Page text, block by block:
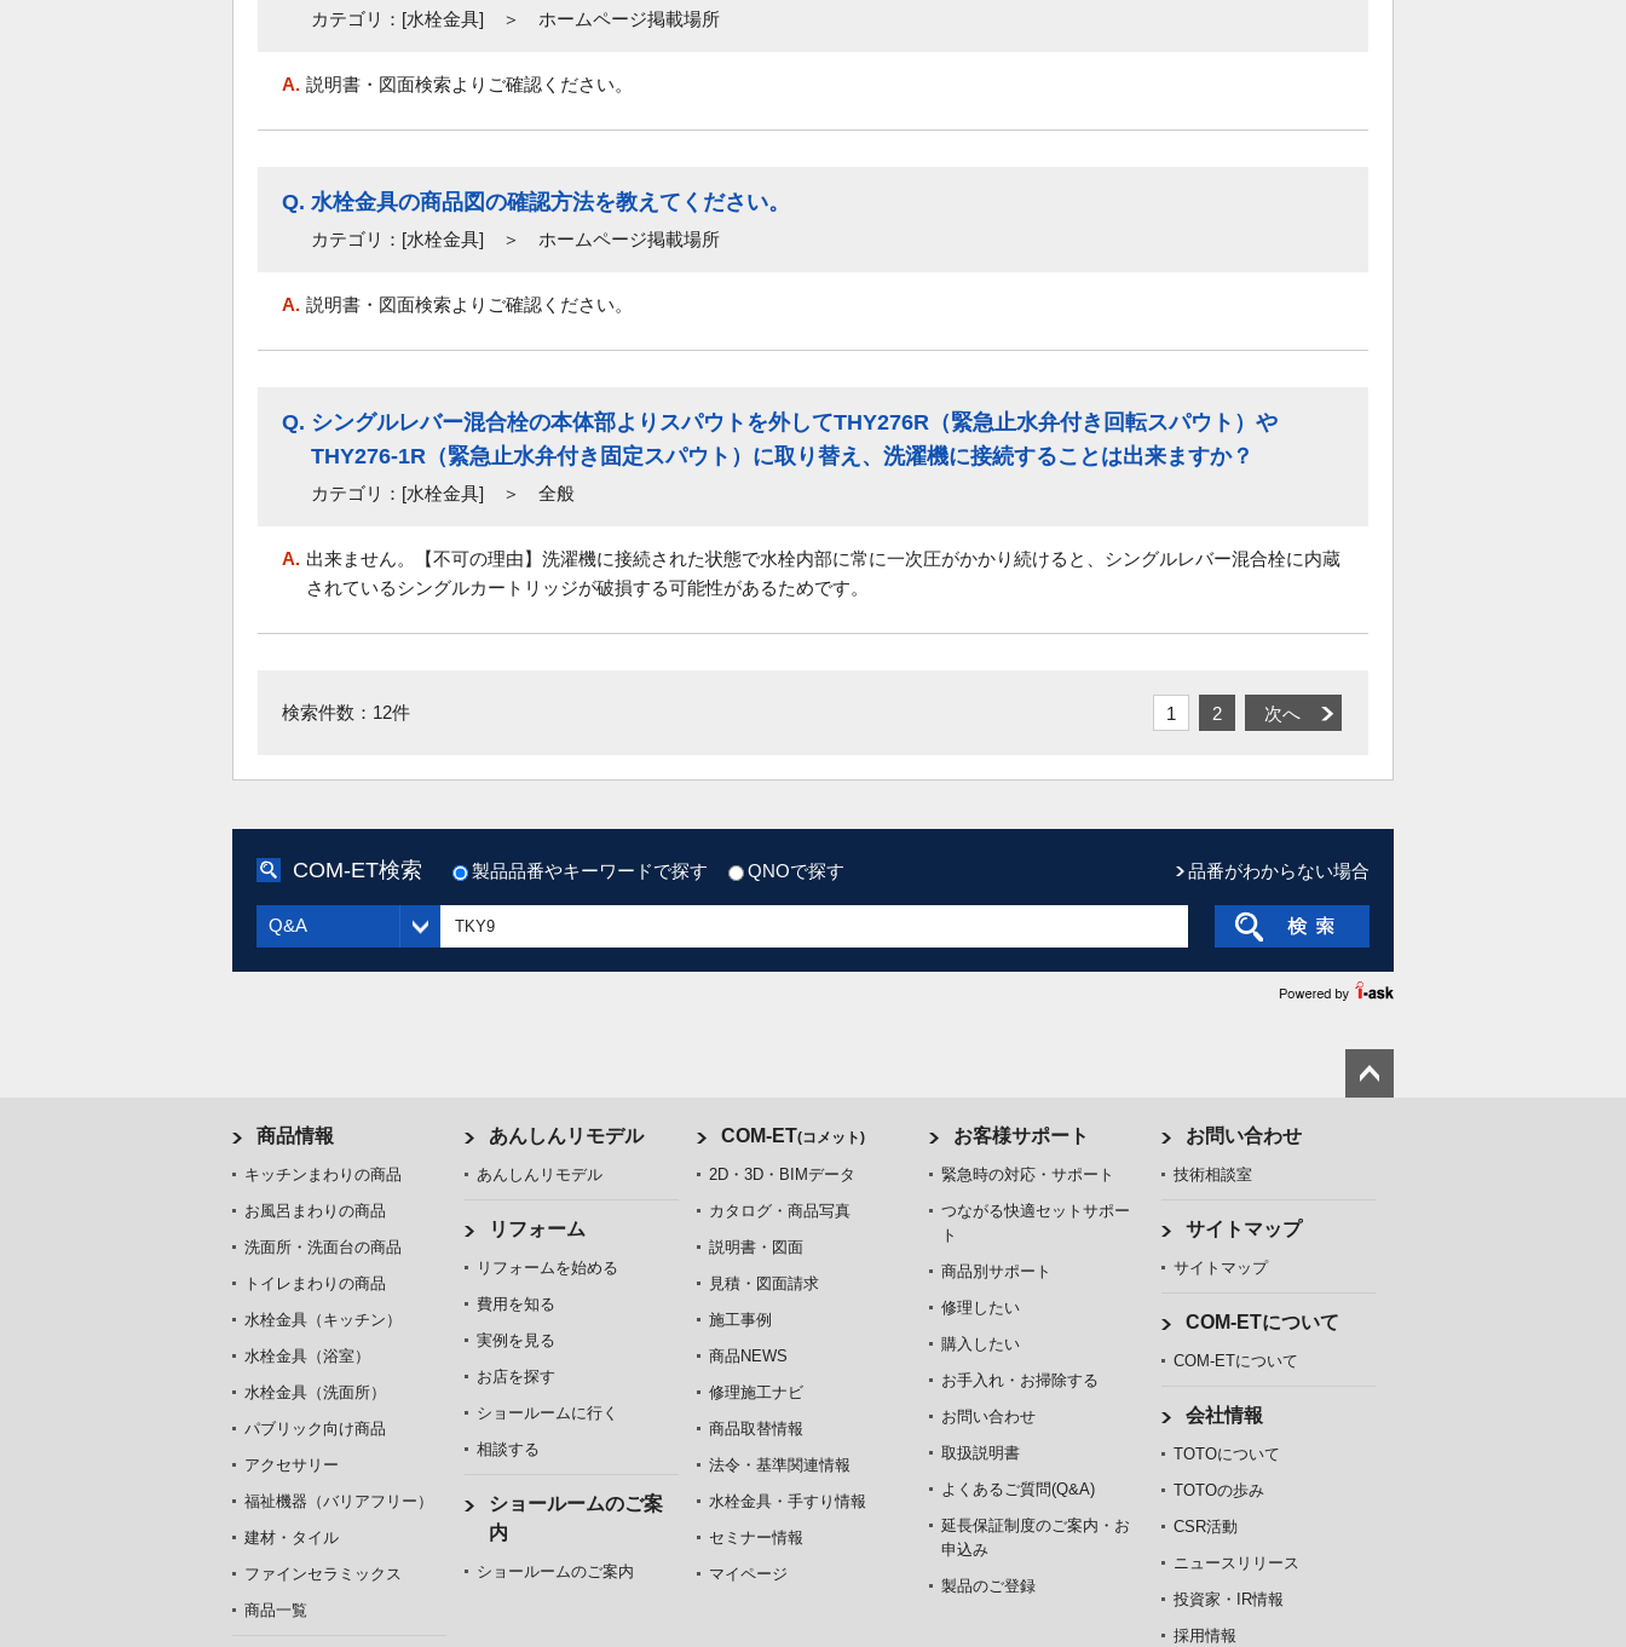
カテゴリ：[水栓金具] ＞ ホームページ掲載場所
A. 説明書・図面検索よりご確認ください。
Q. 水栓金具の商品図の確認方法を教えてください。
カテゴリ：[水栓金具] ＞ ホームページ掲載場所
A. 説明書・図面検索よりご確認ください。
Q. シングルレバー混合栓の本体部よりスパウトを外してTHY276R（緊急止水弁付き回転スパウト）や
THY276-1R（緊急止水弁付き固定スパウト）に取り替え、洗濯機に接続することは出来ますか？
カテゴリ：[水栓金具] ＞ 全般
A. 出来ません。【不可の理由】洗濯機に接続された状態で水栓内部に常に一次圧がかかり続けると、シングルレバー混合栓に内蔵
されているシングルカートリッジが破損する可能性があるためです。
検索件数：12件 1 2 次へ
COM-ET検索 製品品番やキーワードで探す QNOで探す 品番がわからない場合
Q&A
商品情報
キッチンまわりの商品
お風呂まわりの商品
洗面所・洗面台の商品
トイレまわりの商品
水栓金具（キッチン）
水栓金具（浴室）
水栓金具（洗面所）
パブリック向け商品
アクセサリー
福祉機器（バリアフリー）
建材・タイル
ファインセラミックス
商品一覧
あんしんリモデル
あんしんリモデル
リフォーム
リフォームを始める
費用を知る
実例を見る
お店を探す
ショールームに行く
相談する
ショールームのご案
内
ショールームのご案内
COM-ET(コメット)
2D・3D・BIMデータ
カタログ・商品写真
説明書・図面
見積・図面請求
施工事例
商品NEWS
修理施工ナビ
商品取替情報
法令・基準関連情報
水栓金具・手すり情報
セミナー情報
マイページ
お客様サポート
緊急時の対応・サポート
つながる快適セットサポー
ト
商品別サポート
修理したい
購入したい
お手入れ・お掃除する
お問い合わせ
取扱説明書
よくあるご質問(Q&A)
延長保証制度のご案内・お
申込み
製品のご登録
お問い合わせ
技術相談室
サイトマップ
サイトマップ
COM-ETについて
COM-ETについて
会社情報
TOTOについて
TOTOの歩み
CSR活動
ニュースリリース
投資家・IR情報
採用情報